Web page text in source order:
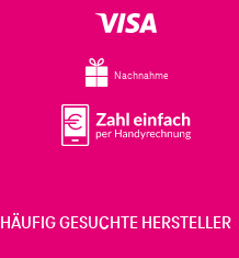
Nachnahme
HÄUFIG GESUCHTE HERSTELLER